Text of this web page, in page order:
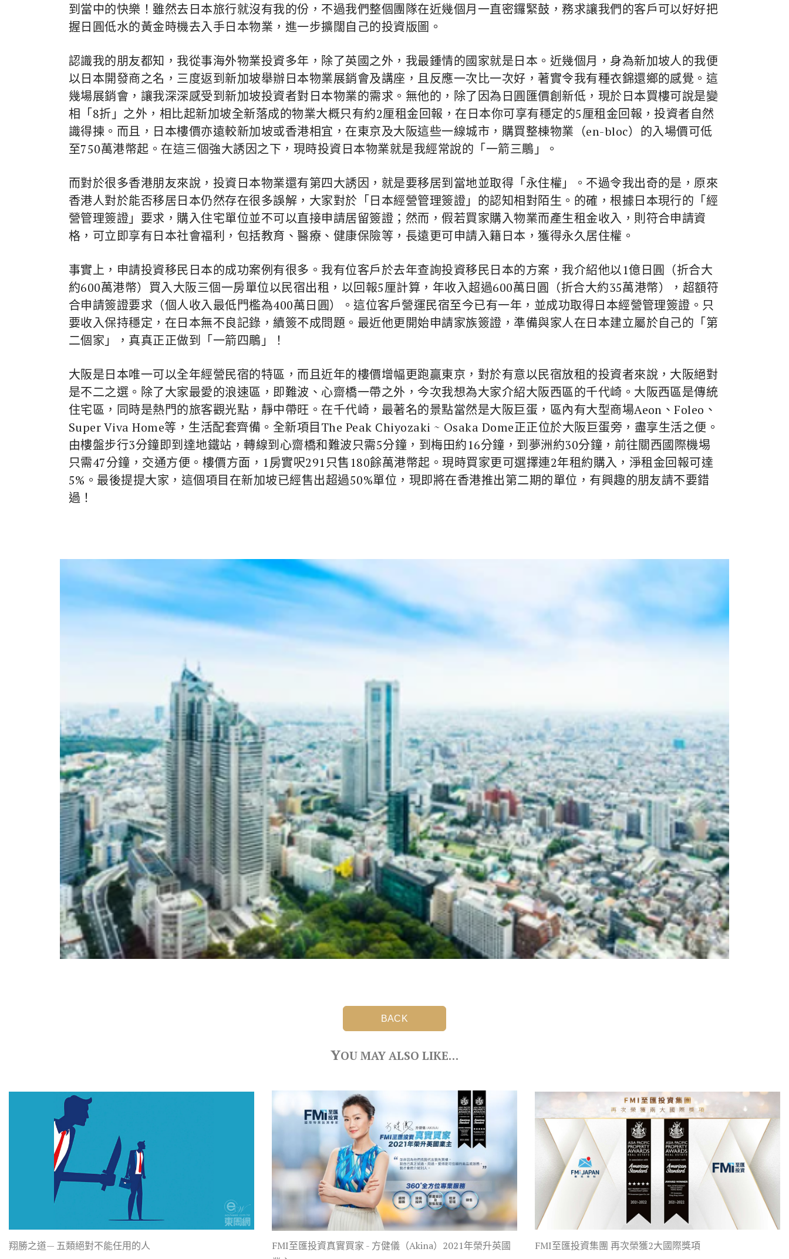
到當中的快樂！雖然去日本旅行就沒有我的份，不過我們整個團隊在近幾個月一直密鑼緊鼓，務求讓我們的客戶可以好好把
握日圓低水的黃金時機去入手日本物業，進一步擴闊自己的投資版圖。
認識我的朋友都知，我從事海外物業投資多年，除了英國之外，我最鍾情的國家就是日本。近幾個月，身為新加坡人的我便
以日本開發商之名，三度返到新加坡舉辦日本物業展銷會及講座，且反應一次比一次好，著實令我有種衣錦還鄉的感覺。這
幾場展銷會，讓我深深感受到新加坡投資者對日本物業的需求。無他的，除了因為日圓匯價創新低，現於日本買樓可說是變
相「8折」之外，相比起新加坡全新落成的物業大概只有約2厘租金回報，在日本你可享有穩定的5厘租金回報，投資者自然
識得揀。而且，日本樓價亦遠較新加坡或香港相宜，在東京及大阪這些一線城市，購買整棟物業（en-bloc）的入場價可低
至750萬港幣起。在這三個強大誘因之下，現時投資日本物業就是我經常說的「一箭三鵰」。
而對於很多香港朋友來說，投資日本物業還有第四大誘因，就是要移居到當地並取得「永住權」。不過令我出奇的是，原來
香港人對於能否移居日本仍然存在很多誤解，大家對於「日本經營管理簽證」的認知相對陌生。的確，根據日本現行的「經
營管理簽證」要求，購入住宅單位並不可以直接申請居留簽證；然而，假若買家購入物業而產生租金收入，則符合申請資
格，可立即享有日本社會福利，包括教育、醫療、健康保險等，長遠更可申請入籍日本，獲得永久居住權。
事實上，申請投資移民日本的成功案例有很多。我有位客戶於去年查詢投資移民日本的方案，我介紹他以1億日圓（折合大
約600萬港幣）買入大阪三個一房單位以民宿出租，以回報5厘計算，年收入超過600萬日圓（折合大約35萬港幣），超額符
合申請簽證要求（個人收入最低門檻為400萬日圓）。這位客戶營運民宿至今已有一年，並成功取得日本經營管理簽證。只
要收入保持穩定，在日本無不良記錄，續簽不成問題。最近他更開始申請家族簽證，準備與家人在日本建立屬於自己的「第
二個家」，真真正正做到「一箭四鵰」！
大阪是日本唯一可以全年經營民宿的特區，而且近年的樓價增幅更跑贏東京，對於有意以民宿放租的投資者來說，大阪絕對
是不二之選。除了大家最愛的浪速區，即難波、心齋橋一帶之外，今次我想為大家介紹大阪西區的千代崎。大阪西區是傳統
住宅區，同時是熱門的旅客觀光點，靜中帶旺。在千代崎，最著名的景點當然是大阪巨蛋，區內有大型商場Aeon、Foleo、
Super Viva Home等，生活配套齊備。全新項目The Peak Chiyozaki ~ Osaka Dome正正位於大阪巨蛋旁，盡享生活之便。
由樓盤步行3分鐘即到達地鐵站，轉線到心齋橋和難波只需5分鐘，到梅田約16分鐘，到夢洲約30分鐘，前往關西國際機埸
只需47分鐘，交通方便。樓價方面，1房實呎291只售180餘萬港幣起。現時買家更可選擇連2年租約購入，淨租金回報可達
5%。最後提提大家，這個項目在新加坡已經售出超過50%單位，現即將在香港推出第二期的單位，有興趣的朋友請不要錯
過！
BACK
YOU MAY ALSO LIKE…
翔勝之道— 五類絕對不能任用的人
FMI至匯投資真實買家 - 方健儀（Akina）2021年榮升英國
FMI至匯投資集團 再次榮獲2大國際獎項